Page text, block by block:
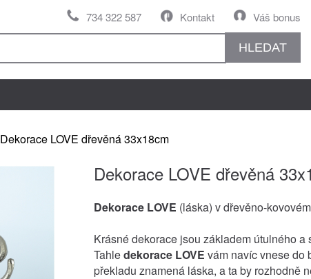
Váš bonus
Kontakt
734 322 587
HLEDAT
Dekorace LOVE dřevěná 33x18cm
Dekorace LOVE dřevěná
Dekorace LOVE (láska) v dřevěno-
Krásné dekorace jsou základem útulného a
Tahledekorace LOVE vám navíc vnese do
překladu znamená láska, a ta by rozhodně